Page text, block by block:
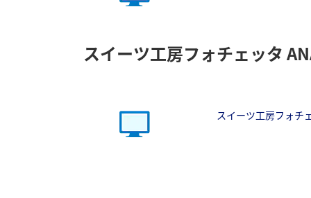
スイーツ工房フォチェッタ
スイーツ工房フォチ